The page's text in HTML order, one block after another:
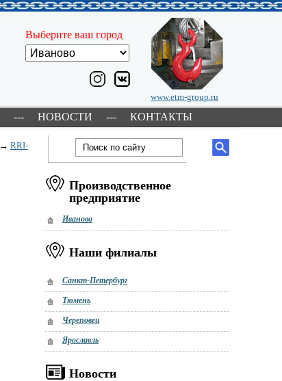
www.etm-group.ru
--- НОВОСТИ --- КОНТАКТЫ
Выберите ваш город
→ RRI-
Производственное
предприятие
Иваново
Наши филиалы
Санкт-Петербург
Тюмень
Череповец
Ярославль
Новости